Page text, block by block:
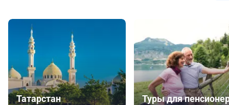
Татарстан Туры для